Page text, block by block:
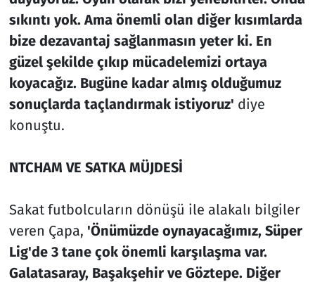
sıkıntı yok. Ama önemli olan diğer kısımlarda
bize dezavantaj sağlanmasın yeter ki. En
güzel şekilde çıkıp mücadelemizi ortaya
koyacağız. Bugüne kadar almış olduğumuz
sonuçlarda taçlandırmak istiyoruz' diye
konuştu.
NTCHAM VE SATKA MÜJDESİ
Sakat futbolcuların dönüşü ile alakalı bilgiler
veren Çapa, 'Önümüzde oynayacağımız, Süper
Lig'de 3 tane çok önemli karşılaşma var.
Galatasaray, Başakşehir ve Göztepe. Diğer